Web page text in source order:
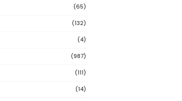
(65)
(132)
(4)
(987)
(111)
(14)